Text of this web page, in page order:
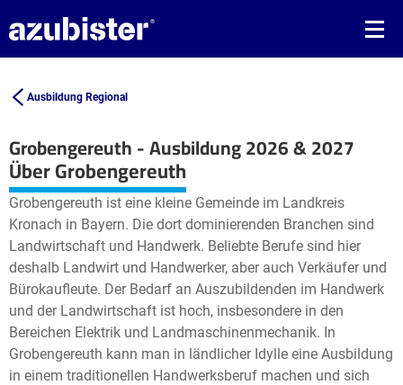
Ausbildung Regional
Grobengereuth - Ausbildung 2026 & 2027
+
−
Leaflet | ©OpenStreetMap2contributors
Über Grobengereuth
Grobengereuth ist eine kleine Gemeinde im Landkreis
Kronach in Bayern. Die dort dominierenden Branchen sind
Landwirtschaft und Handwerk. Beliebte Berufe sind hier
deshalb Landwirt und Handwerker, aber auch Verkäufer und
Bürokaufleute. Der Bedarf an Auszubildenden im Handwerk
und der Landwirtschaft ist hoch, insbesondere in den
Bereichen Elektrik und Landmaschinenmechanik. In
Grobengereuth kann man in ländlicher Idylle eine Ausbildung
in einem traditionellen Handwerksberuf machen und sich